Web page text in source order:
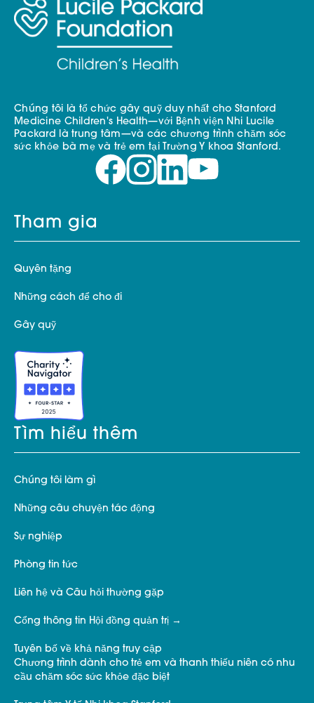
Chúng tôi là tổ chức gây quỹ duy nhất cho Stanford
Medicine Children's Health—với Bệnh viện Nhi Lucile
Packard là trung tâm—và các chương trình chăm sóc
sức khỏe bà mẹ và trẻ em tại Trường Y khoa Stanford.
Tham gia
Quyên tặng
Những cách để cho đi
Gây quỹ
Tìm hiểu thêm
Chúng tôi làm gì
Những câu chuyện tác động
Sự nghiệp
Phòng tin tức
Liên hệ và Câu hỏi thường gặp
Cổng thông tin Hội đồng quản trị
Tuyên bố về khả năng truy cập
Chương trình dành cho trẻ em và thanh thiếu niên có nhu
cầu chăm sóc sức khỏe đặc biệt